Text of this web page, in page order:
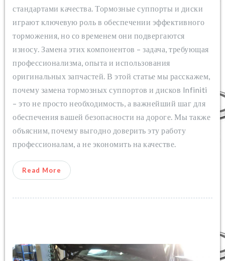
стандартами качества. Тормозные суппорты и диски
играют ключевую роль в обеспечении эффективного
торможения, но со временем они подвергаются
износу. Замена этих компонентов – задача, требующая
профессионализма, опыта и использования
оригинальных запчастей. В этой статье мы расскажем,
почему замена тормозных суппортов и дисков Infiniti
– это не просто необходимость, а важнейший шаг для
обеспечения вашей безопасности на дороге. Мы также
объясним, почему выгодно доверить эту работу
профессионалам, а не экономить на качестве.
Read More